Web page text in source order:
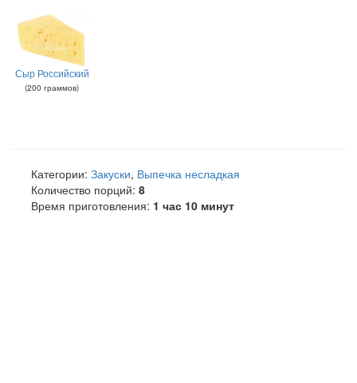
Сыр Российский
(200 граммов)
Категории: Закуски, Выпечка несладкая
Количество порций: 8
Время приготовления: 1 час 10 минут